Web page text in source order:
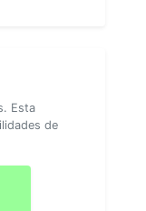
Esta
de